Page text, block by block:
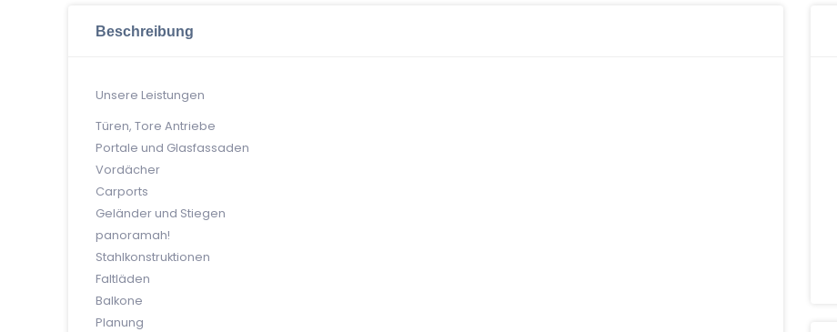
Beschreibung
Unsere Leistungen
Türen, Tore Antriebe
Portale und Glasfassaden
Vordächer
Carports
Geländer und Stiegen
panoramah!
Stahlkonstruktionen
Faltläden
Balkone
Planung